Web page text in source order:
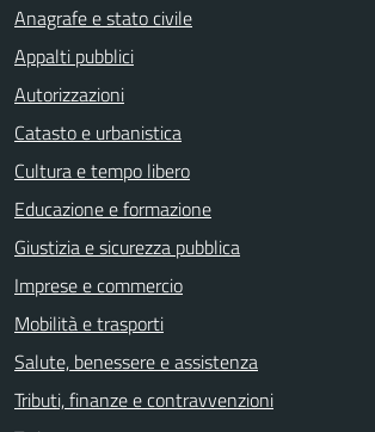
Anagrafe e stato civile
Appalti pubblici
Autorizzazioni
Catasto e urbanistica
Cultura e tempo libero
Educazione e formazione
Giustizia e sicurezza pubblica
Imprese e commercio
Mobilità e trasporti
Salute, benessere e assistenza
Tributi, finanze e contravvenzioni